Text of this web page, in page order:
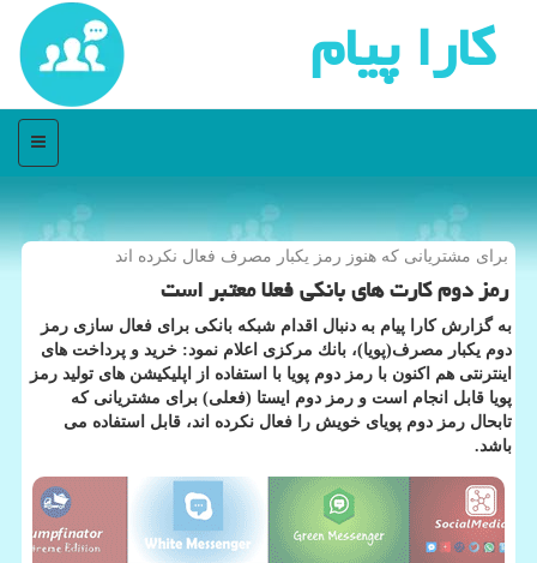
كارا پیام
منو
برای مشتریانی كه هنوز رمز یكبار مصرف فعال نكرده اند
رمز دوم كارت های بانكی فعلا معتبر است
به گزارش كارا پیام به دنبال اقدام شبكه بانكی برای فعال سازی رمز
دوم یكبار مصرف(پویا)، بانك مركزی اعلام نمود: خرید و پرداخت های
اینترنتی هم اكنون با رمز دوم پویا با استفاده از اپلیكیشن های تولید رمز
پویا قابل انجام است و رمز دوم ایستا (فعلی) برای مشتریانی كه
تابحال رمز دوم پویای خویش را فعال نكرده اند، قابل استفاده می
باشد.